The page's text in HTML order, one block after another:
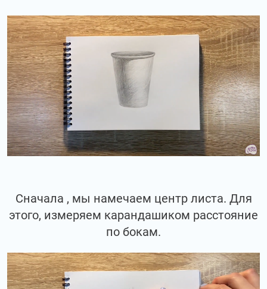
Сначала , мы намечаем центр листа. Для
этого, измеряем карандашиком расстояние
по бокам.